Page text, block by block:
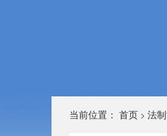
当前位置： 首页 > 法